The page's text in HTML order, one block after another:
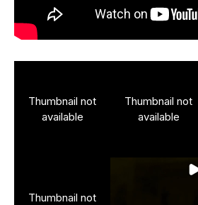
Thumbnail not
available
Thumbnail not
available
Thumbnail not